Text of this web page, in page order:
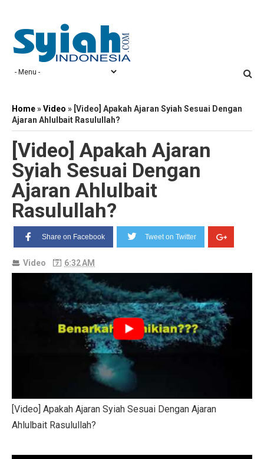
Home»Video » [Video] Apakah Ajaran Syiah Sesuai Dengan
Ajaran Ahlulbait Rasulullah?
[Video] Apakah Ajaran
Syiah Sesuai Dengan
Ajaran Ahlulbait
Rasulullah?
Share on Facebook Tweet on Twitter
Video 6:32 AM
[Video] Apakah Ajaran Syiah Sesuai Dengan Ajaran
Ahlulbait Rasulullah?